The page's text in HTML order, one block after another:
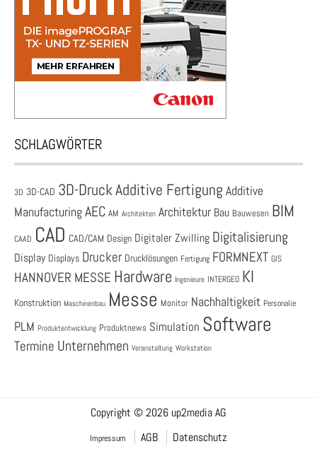
SCHLAGWÖRTER
3D 3D-CAD 3D-DruckAdditive Fertigung Additive
ManufacturingAEC AM Architekten Architektur Bau Bauwesen BIM
CAAD CAD CAD/CAM Design Digitaler Zwilling Digitalisierung
Display Displays Drucker Drucklösungen Fertigung FORMNEXT GIS
HANNOVER MESSE Hardware Ingenieure INTERGEO KI
Konstruktion Maschinenbau Messe Monitor Nachhaltigkeit Personalie
PLM Produktentwicklung Produktnews Simulation Software
Termine Unternehmen Veranstaltung Workstation
Copyright © 2026 up2media AG
Impressum AGB Datenschutz